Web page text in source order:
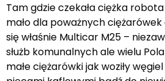
Tam gdzie czekała ciężka
mało dla poważnych
się właśnie Multicar M25 –
służb komunalnych ale wielu
małe ciężarówki jak woziły